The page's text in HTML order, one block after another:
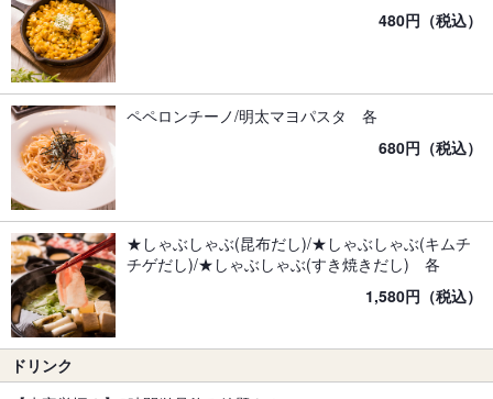
480円（税込）
ペペロンチーノ/明太マヨパスタ 各
680円（税込）
★しゃぶしゃぶ(昆布だし)/★しゃぶしゃぶ(キムチ
チゲだし)/★しゃぶしゃぶ(すき焼きだし) 各
1,580円（税込）
ドリンク